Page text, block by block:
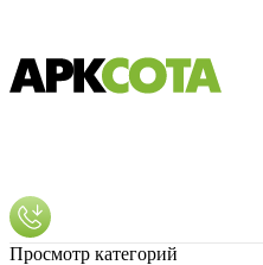
Просмотр категорий